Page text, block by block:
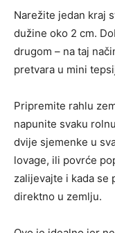
Narežite jedan kraj
dužine oko 2 cm.
drugom – na taj
pretvara u mini
Pripremite rahlu
napunite svaku
dvije sjemenke u
lovage, ili povrće
zalijevajte i kada se
direktno u zemlju.